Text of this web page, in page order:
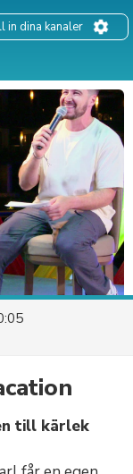
in dina kanaler
till kärlek